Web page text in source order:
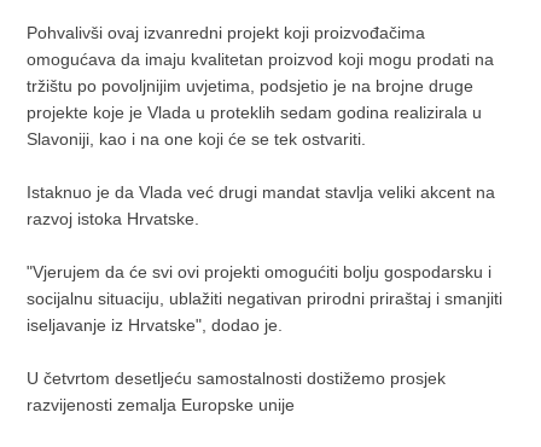
Pohvalivši ovaj izvanredni projekt koji proizvođačima
omogućava da imaju kvalitetan proizvod koji mogu prodati na
tržištu po povoljnijim uvjetima, podsjetio je na brojne druge
projekte koje je Vlada u proteklih sedam godina realizirala u
Slavoniji, kao i na one koji će se tek ostvariti.
Istaknuo je da Vlada već drugi mandat stavlja veliki akcent na
razvoj istoka Hrvatske.
"Vjerujem da će svi ovi projekti omogućiti bolju gospodarsku i
socijalnu situaciju, ublažiti negativan prirodni priraštaj i smanjiti
iseljavanje iz Hrvatske", dodao je.
U četvrtom desetljeću samostalnosti dostižemo prosjek
razvijenosti zemalja Europske unije